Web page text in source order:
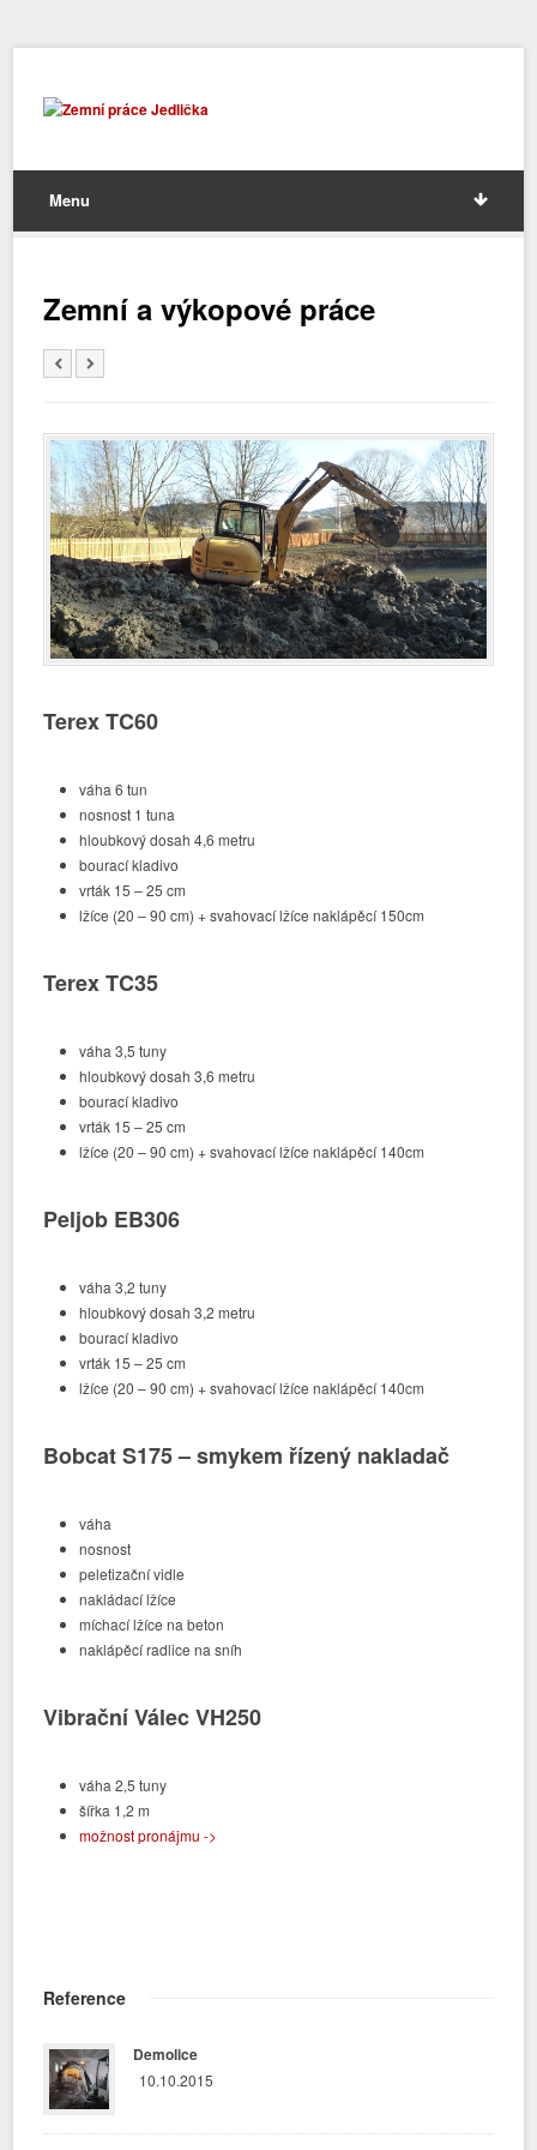
Menu
Zemní a výkopové práce
Terex TC60
váha 6 tun
nosnost 1 tuna
hloubkový dosah 4,6 metru
bourací kladivo
vrták 15 – 25 cm
lžíce (20 – 90 cm) + svahovací lžíce naklápěcí 150cm
Terex TC35
váha 3,5 tuny
hloubkový dosah 3,6 metru
bourací kladivo
vrták 15 – 25 cm
lžíce (20 – 90 cm) + svahovací lžíce naklápěcí 140cm
Peljob EB306
váha 3,2 tuny
hloubkový dosah 3,2 metru
bourací kladivo
vrták 15 – 25 cm
lžíce (20 – 90 cm) + svahovací lžíce naklápěcí 140cm
Bobcat S175 – smykem řízený nakladač
váha
nosnost
peletizační vidle
nakládací lžíce
míchací lžíce na beton
naklápěcí radlice na sníh
Vibrační Válec VH250
váha 2,5 tuny
šířka 1,2 m
možnost pronájmu ->
Reference
Demolice
10.10.2015